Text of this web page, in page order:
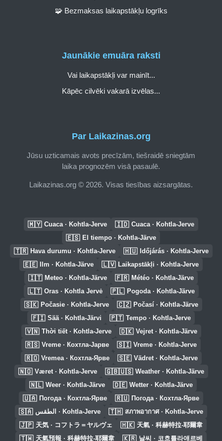
Par Laikazinas.org
Jūsu uzticamais avots precīzām, tiešraidē sniegtām
laika prognozēm visā pasaulē.
Laikazinas.org © 2026. Visas tiesības aizsargātas.
🧩 Bezmaksas laikapstākļu logrīks
Jaunākie emuāra raksti
Vai laikapstākļi var mainīt...
Kāpēc cilvēki vakarā izvēlas...
🇲🇾 Cuaca · Kohtla-Jerve 🇮🇩 Cuaca · Kohtla-Jerve
🇪🇸 El tiempo · Kohtla-Järve
🇹🇷 Hava durumu · Kohtla-Jerve 🇭🇺 Időjárás · Kohtla-Jerve
🇪🇪 Ilm · Kohtla-Järve 🇱🇻 Laikapstākļi · Kohtla-Jerve
🇮🇹 Meteo · Kohtla-Järve 🇫🇷 Météo · Kohtla-Järve
🇱🇹 Oras · Kohtla Jervė 🇵🇱 Pogoda · Kohtla-Järve
🇸🇰 Počasie · Kohtla-Jerve 🇨🇿 Počasí · Kohtla-Järve
🇫🇮 Sää · Kohtla-Järvi 🇵🇹 Tempo · Kohtla-Jerve
🇻🇳 Thời tiết · Kohtla-Jerve 🇩🇰 Vejret · Kohtla-Järve
🇷🇸 Vreme · Кохтла-Јарве 🇸🇮 Vreme · Kohtla-Jerve
🇷🇴 Vremea · Кохтла-Ярве 🇸🇪 Vädret · Kohtla-Jerve
🇳🇴 Været · Kohtla-Jerve 🇬🇧🇺🇸 Weather · Kohtla-Järve
🇳🇱 Weer · Kohtla-Järve 🇩🇪 Wetter · Kohtla-Järve
🇺🇦 Погода · Кохтла-Ярве 🇷🇺 Погода · Кохтла-Ярве
🇸🇦 الطقس · Kohtla-Jerve 🇹🇭 สภาพอากาศ · Kohtla-Jerve
🇯🇵 天気 · コフトラ＝ヤルヴェ 🇭🇰 天氣 · 科赫特拉-耶爾韋
🇹🇼 天氣預報 · 科赫特拉-耶爾韋 🇰🇷 날씨 · 코흐틀라얘르베